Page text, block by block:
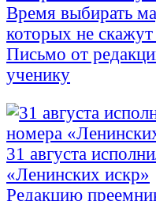
Время выбирать
которых не
Письмо от
ученику
31 августа
«Ленинских искр»
Редакцию